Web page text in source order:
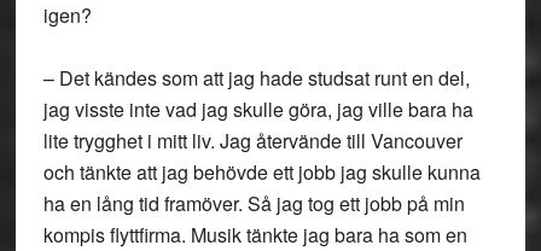
igen?
– Det kändes som att jag hade studsat runt en del,
jag visste inte vad jag skulle göra, jag ville bara ha
lite trygghet i mitt liv. Jag återvände till Vancouver
och tänkte att jag behövde ett jobb jag skulle kunna
ha en lång tid framöver. Så jag tog ett jobb på min
kompis flyttfirma. Musik tänkte jag bara ha som en